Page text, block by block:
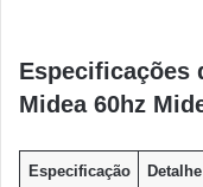
Especificações
Midea 60hz
Especificação Detalhe